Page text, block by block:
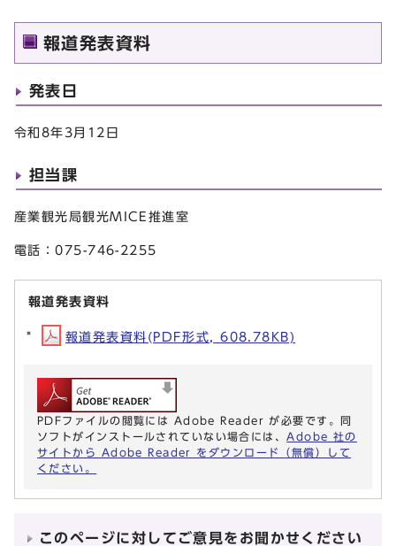
報道発表資料
発表日
令和8年3月12日
担当課
産業観光局観光MICE推進室
電話：075-746-2255
報道発表資料
報道発表資料(PDF形式, 608.78KB)
PDFファイルの閲覧には Adobe Reader が必要です。同
ソフトがインストールされていない場合には、 Adobe 社の
サイトから Adobe Reader をダウンロード（無償）して
ください。
このページに対してご意見をお聞かせください